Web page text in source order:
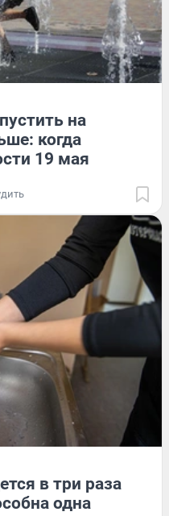
на
когда
19 мая
в три раза
одна